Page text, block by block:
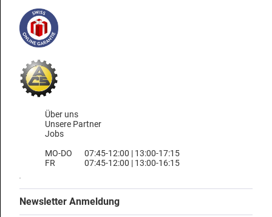
Über uns
Unsere Partner
Jobs
MO-DO
FR
07:45-12:00 | 13:00-17:15
07:45-12:00 | 13:00-16:15
Newsletter Anmeldung